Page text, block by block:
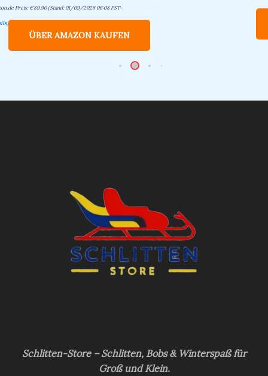
Preis:€89.90(Stand: 01/09/2026 06:08 PST-
)
ÜBER AMAZON KAUFEN
Schlitten-Store – Schlitten, Bobs & Winterspaß für
Groß und Klein.